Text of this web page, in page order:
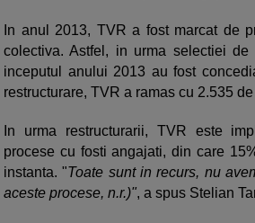
In anul 2013, TVR a fost marcat de
colectiva. Astfel, in urma selectiei
inceputul anului 2013 au fost
restructurare, TVR a ramas cu 2.535
In urma restructurarii, TVR este
procese cu fosti angajati, din care
instanta. "Toate sunt in recurs, nu
aceste procese, n.r.)", a spus Stelian